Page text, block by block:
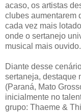
acaso, os artistas
clubes aumentarem
cada vez mais
onde o sertanejo
musical mais ouvido.
Diante desse
sertaneja, destaque
(Paraná, Mato
inicialmente no
grupo: Thaeme &